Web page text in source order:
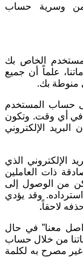
وسرية حساب
الخاص بك
علماً أن جميع
منوطة بك.
حساب المستخدم
في أي وقت. وتكون
الإلكتروني
الإلكتروني الذي
ذات العاملين
من الوصول إلى
وقد يؤدي
لاحقاً.
معنا” في حال
من خلال حساب
مصرح به لكلمة